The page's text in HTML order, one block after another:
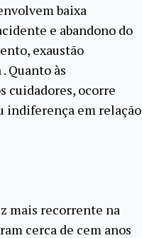
baixa
e abandono do
exaustão
Quanto às
cuidadores, ocorre
indiferença em relação
mais recorrente na
cerca de cem anos